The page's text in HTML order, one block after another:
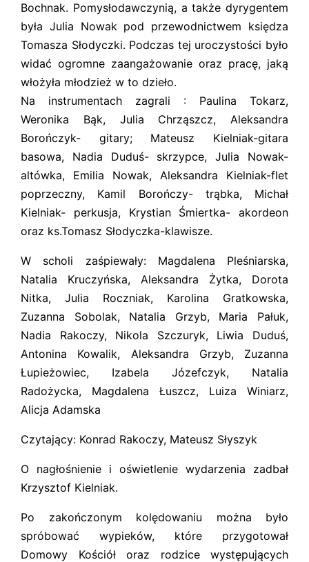
Bochnak. Pomysłodawczynią, a także dyrygentem
była Julia Nowak pod przewodnictwem księdza
Tomasza Słodyczki. Podczas tej uroczystości było
widać ogromne zaangażowanie oraz pracę, jaką
włożyła młodzież w to dzieło.
Na instrumentach zagrali : Paulina Tokarz,
Weronika Bąk, Julia Chrząszcz, Aleksandra
Borończyk- gitary; Mateusz Kielniak-gitara
basowa, Nadia Duduś- skrzypce,Julia Nowak-
altówka, Emilia Nowak, Aleksandra Kielniak-flet
poprzeczny, Kamil Borończy- trąbka, Michał
Kielniak- perkusja, Krystian Śmiertka- akordeon
oraz ks.Tomasz Słodyczka-klawisze.
W scholi zaśpiewały: Magdalena Pleśniarska,
Natalia Kruczyńska, Aleksandra Żytka, Dorota
Nitka, Julia Roczniak, Karolina Gratkowska,
Zuzanna Sobolak, Natalia Grzyb, Maria Pałuk,
Nadia Rakoczy, Nikola Szczuryk, Liwia Duduś,
Antonina Kowalik, Aleksandra Grzyb, Zuzanna
Łupieżowiec, Izabela Józefczyk, Natalia
Radożycka, Magdalena Łuszcz, Luiza Winiarz,
Alicja Adamska
Czytający: Konrad Rakoczy, Mateusz Słyszyk
O nagłośnienie i oświetlenie wydarzenia zadbał
Krzysztof Kielniak.
Po zakończonym kolędowaniu można było
spróbować wypieków, które przygotował
Domowy Kościół oraz rodzice występujących